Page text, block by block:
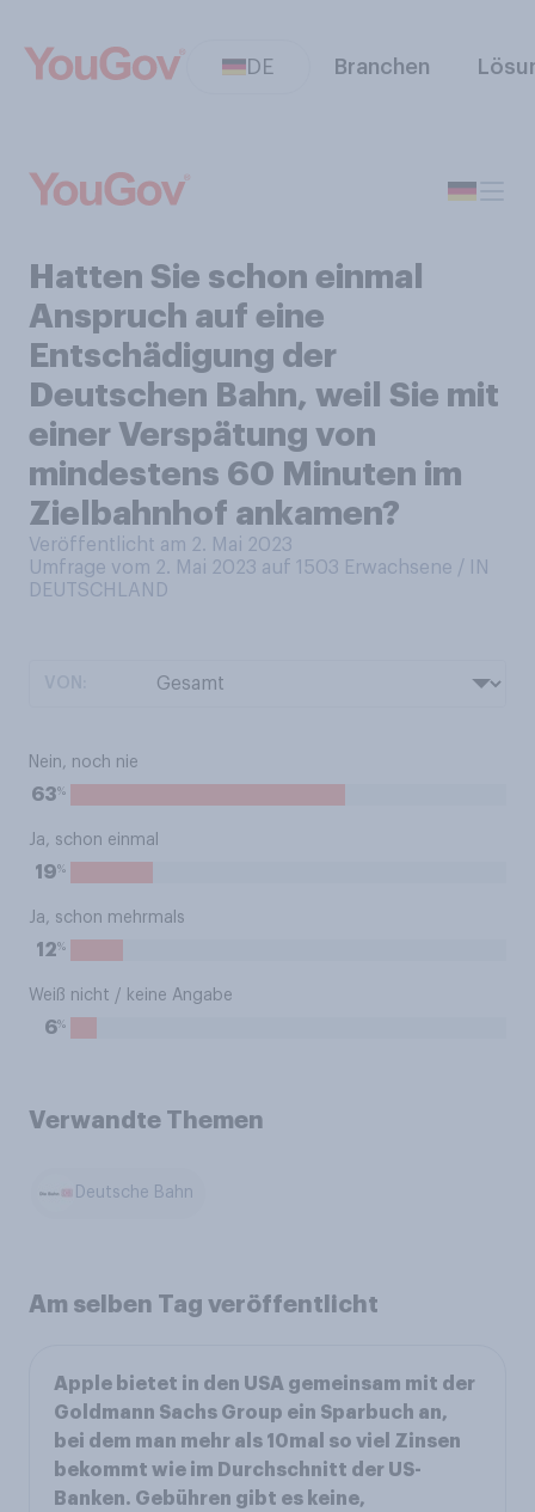
DE Branchen
Hatten Sie schon einmal
Anspruch auf eine
Entschädigung der
Deutschen Bahn, weil Sie mit
einer Verspätung von
mindestens 60 Minuten im
Zielbahnhof ankamen?
Veröffentlicht am 2. Mai 2023
Umfrage vom 2. Mai 2023 auf 1503 Erwachsene / IN
DEUTSCHLAND
Nein, noch nie
63%
Ja, schon einmal
19%
Ja, schon mehrmals
12%
Weiß nicht / keine Angabe
6%
Verwandte Themen
Deutsche Bahn
Am selben Tag veröffentlicht
Apple bietet in den USA gemeinsam mit der
Goldmann Sachs Group ein Sparbuch an,
bei dem man mehr als 10mal so viel Zinsen
bekommt wie im Durchschnitt der US-
Banken. Gebühren gibt es keine,